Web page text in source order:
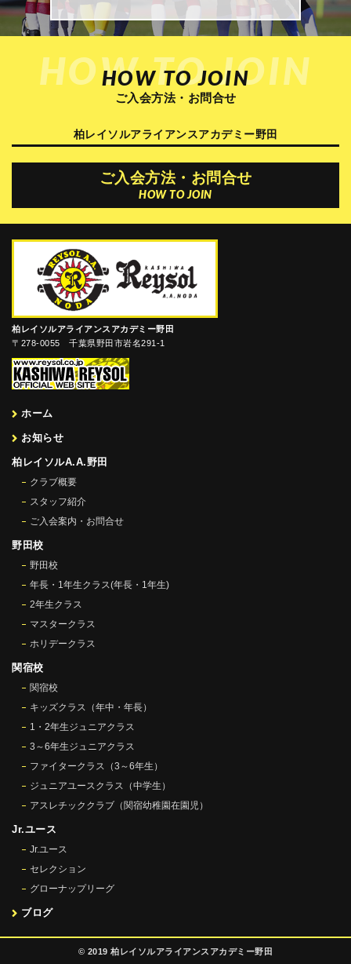
HOW TO JOIN
HOW TO JOIN
ご入会方法・お問合せ
柏レイソルアライアンスアカデミー野田
ご入会方法・お問合せ
HOW TO JOIN
柏レイソルアライアンスアカデミー野田
〒278-0055 千葉県野田市岩名291-1
ホーム
お知らせ
柏レイソルA.A.野田
クラブ概要
スタッフ紹介
ご入会案内・お問合せ
野田校
野田校
年長・1年生クラス(年長・1年生)
2年生クラス
マスタークラス
ホリデークラス
関宿校
関宿校
キッズクラス（年中・年長）
1・2年生ジュニアクラス
3～6年生ジュニアクラス
ファイタークラス（3～6年生）
ジュニアユースクラス（中学生）
アスレチッククラブ（関宿幼稚園在園児）
Jr.ユース
Jr.ユース
セレクション
グローナップリーグ
ブログ
© 2019 柏レイソルアライアンスアカデミー野田